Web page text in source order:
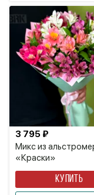
Микс из
«Краски»
3 795 ₽
КУПИТЬ